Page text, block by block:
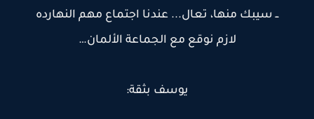
ــ سيبك منها، تعال... عندنا اجتماع مهم النهارده
لازم نوقع مع الجماعة الألمان…
يوسف بثقة: